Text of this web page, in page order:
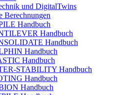
und DigitalTwins
Berechnungen
Handbuch
Handbuch
Handbuch
Handbuch
Handbuch
STABILITY Handbuch
Handbuch
Handbuch